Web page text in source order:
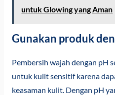
untuk Glowing yang Aman
Gunakan produk
Pembersih wajah dengan pH
untuk kulit sensitif karena
keasaman kulit. Dengan pH